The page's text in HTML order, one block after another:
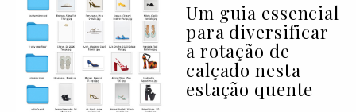
Um guia essencial
para diversificar
a rotação de
calçado nesta
estação quente